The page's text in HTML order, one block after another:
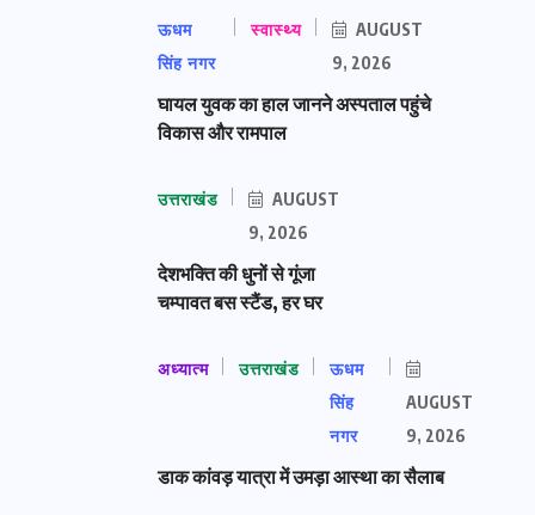
ऊधम
सिंह नगर
स्वास्थ्य
AUGUST
9, 2026
घायल युवक का हाल जानने अस्पताल पहुंचे
विकास और रामपाल
उत्तराखंड
AUGUST
9, 2026
देशभक्ति की धुनों से गूंजा
चम्पावत बस स्टैंड, हर घर
अध्यात्म उत्तराखंड
ऊधम
सिंह
नगर
AUGUST
9, 2026
डाक कांवड़ यात्रा में उमड़ा आस्था का सैलाब